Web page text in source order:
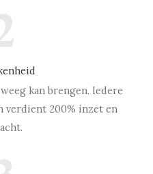
kan brengen. Iedere
verdient 200% inzet en